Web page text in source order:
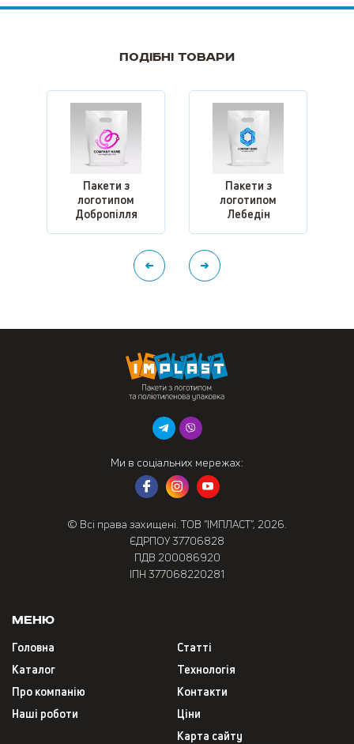
Подібні товари
Пакети з
логотипом
Добропілля
Пакети з
логотипом
Лебедін
Ми в соціальних мережах:
© Всі права захищені. ТОВ “ІМПЛАСТ”, 2026.
ЄДРПОУ 37706828
ПДВ 200086920
ІПН 377068220281
Меню
Головна
Каталог
Про компанію
Наші роботи
Статті
Технологія
Контакти
Ціни
Карта сайту